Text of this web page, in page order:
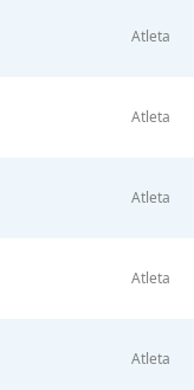
Atleta
Atleta
Atleta
Atleta
Atleta